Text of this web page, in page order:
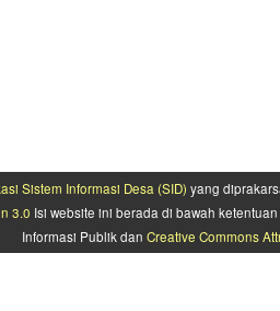
Sistem Informasi Desa (SID) yang
3.0 Isi website ini berada di bawah
Informasi Publik dan Creative Commons